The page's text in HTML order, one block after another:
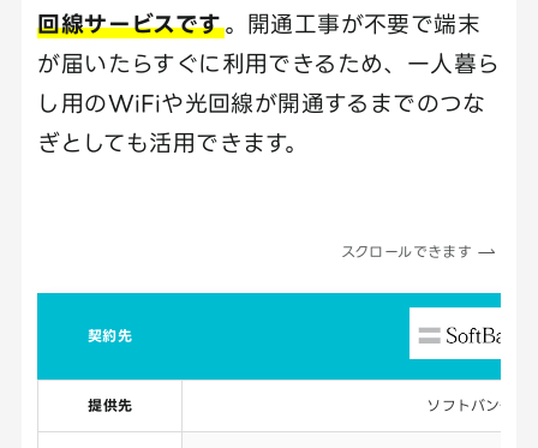
回線サービスです。開通工事が不要で端末
が届いたらすぐに利用できるため、一人暮ら
し用のWiFiや光回線が開通するまでのつな
ぎとしても活用できます。
スクロールできます
契約先
提供先 ソフトバンク株